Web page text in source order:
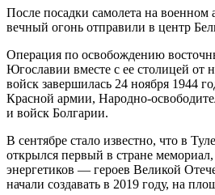
После посадки самолета на военном
вечный огонь отправили в центр
Операция по освобождению
Югославии вместе с ее столицей от
войск завершилась 24 ноября 1944
Красной армии, Народно-
и войск Болгарии.
В сентябре стало известно, что в
открылся первый в стране
энергетиков — героев Великой
начали создавать в 2019 году, на